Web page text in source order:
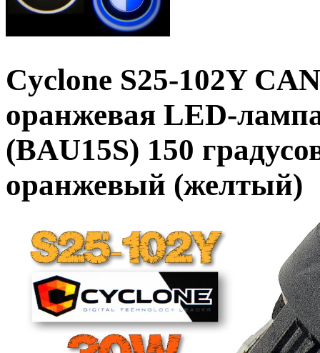
Cyclone S25-102Y
оранжевая LED-
(BAU15S) 150
оранжевый (желтый)